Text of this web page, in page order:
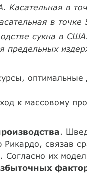
Касательная в
в точке
сукна в
предельных
оптимальные
к массовому
.
связав
. Согласно их